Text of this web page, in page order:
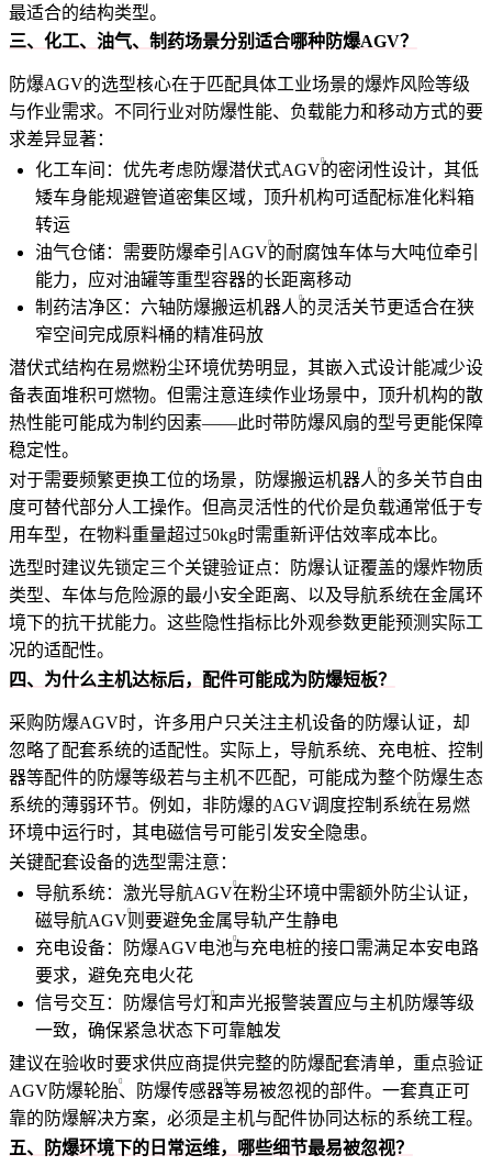
最适合的结构类型。
三、化工、油气、制药场景分别适合哪种防爆AGV？
防爆AGV的选型核心在于匹配具体工业场景的爆炸风险等级
与作业需求。不同行业对防爆性能、负载能力和移动方式的要
求差异显著：
化工车间：优先考虑 防爆潜伏式AGV的密闭性设计，其低
矮车身能规避管道密集区域，顶升机构可适配标准化料箱
转运
油气仓储：需要防爆牵引AGV的耐腐蚀车体与大吨位牵引
能力，应对油罐等重型容器的长距离移动
制药洁净区： 六轴防爆搬运机器人的灵活关节更适合在狭
窄空间完成原料桶的精准码放
潜伏式结构在易燃粉尘环境优势明显，其嵌入式设计能减少设
备表面堆积可燃物。但需注意连续作业场景中，顶升机构的散
热性能可能成为制约因素——此时带防爆风扇的型号更能保障
稳定性。
对于需要频繁更换工位的场景，
防爆搬运机器人的多关节自由
度可替代部分人工操作。但高灵活性的代价是负载通常低于专
用车型，在物料重量超过50kg时需重新评估效率成本比。
选型时建议先锁定三个关键验证点：防爆认证覆盖的爆炸物质
类型、车体与危险源的最小安全距离、以及导航系统在金属环
境下的抗干扰能力。这些隐性指标比外观参数更能预测实际工
况的适配性。
四、为什么主机达标后，配件可能成为防爆短板？
采购防爆AGV时，许多用户只关注主机设备的防爆认证，却
忽略了配套系统的适配性。实际上，导航系统、充电桩、控制
器等配件的防爆等级若与主机不匹配，可能成为整个防爆生态
系统的薄弱环节。例如，非防爆的AGV调度控制系统在易燃
环境中运行时，其电磁信号可能引发安全隐患。
关键配套设备的选型需注意：
导航系统： 激光导航AGV在粉尘环境中需额外防尘认证，
磁导航AGV则要避免金属导轨产生静电
充电设备：
防爆AGV电池与充电桩的接口需满足本安电路
要求，避免充电火花
信号交互：
防爆信号灯和声光报警装置应与主机防爆等级
一致，确保紧急状态下可靠触发
建议在验收时要求供应商提供完整的防爆配套清单，重点验证
AGV防爆轮胎、 防爆传感器等易被忽视的部件。一套真正可
靠的防爆解决方案，必须是主机与配件协同达标的系统工程。
五、防爆环境下的日常运维，哪些细节最易被忽视？